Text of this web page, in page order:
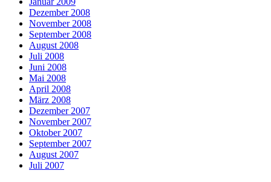
Dezember 2008
November 2008
September 2008
August 2008
Juli 2008
Juni 2008
Mai 2008
April 2008
März 2008
Dezember 2007
November 2007
Oktober 2007
September 2007
August 2007
Juli 2007